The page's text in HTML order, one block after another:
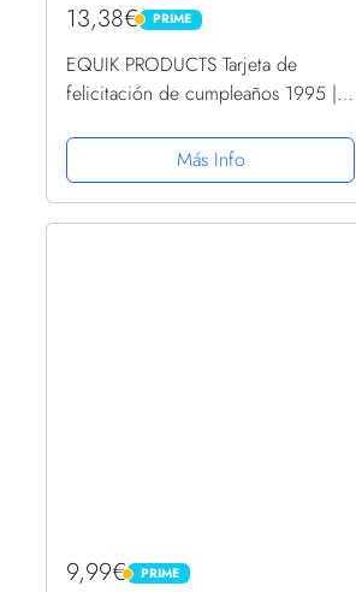
13,38€ PRIME
PRIME
EQUIK PRODUCTS Tarjeta de
felicitación de cumpleaños 1995 |
Diario vintage | cumpleaños hombre
| cumpleaños mujer |...
Más Info
9,99€ PRIME
PRIME